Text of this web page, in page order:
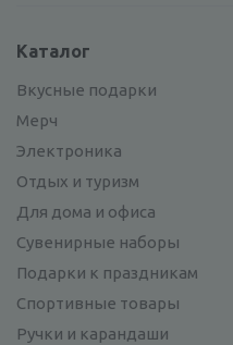
Каталог
Вкусные подарки
Мерч
Электроника
Отдых и туризм
Для дома и офиса
Сувенирные наборы
Подарки к праздникам
Спортивные товары
Ручки и карандаши